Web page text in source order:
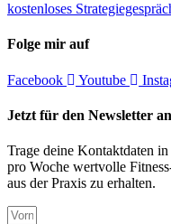
kostenloses
Folge mir auf
Facebook Youtube
Jetzt für den Newsletter
Trage deine Kontaktdaten
pro Woche wertvolle
aus der Praxis zu erhalten.